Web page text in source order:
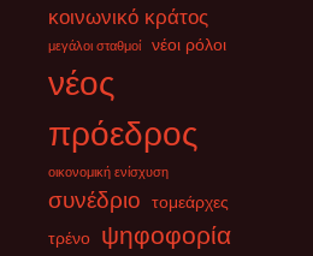
κοινωνικό κράτος
μεγάλοι σταθμοί νέοι ρόλοι
νέος
πρόεδρος
οικονομική ενίσχυση
συνέδριο
τομεάρχες
τρένο
ψηφοφορία